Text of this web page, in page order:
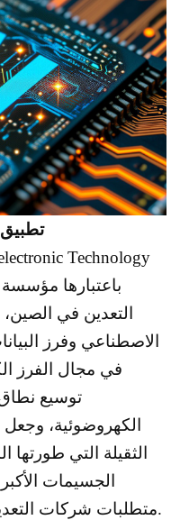
التعدين في
الاصطناعي وفرز
في مجال الفرز
توسيع
الكهروضوئية، وجعل
الثقيلة التي
الجسيمات
متطلبات شركات التعدين لفرز الخام على نطاق واسع.